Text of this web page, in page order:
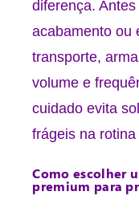
diferença.
acabamento ou
transporte,
volume e
cuidado evita
frágeis na
Como escolher
premium para